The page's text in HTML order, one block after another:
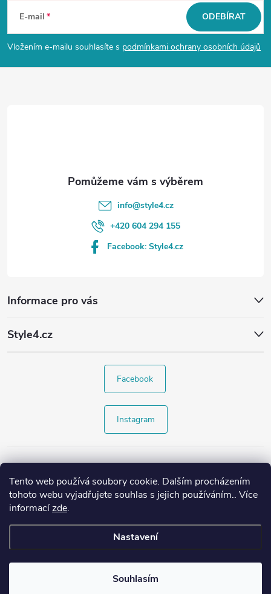
Tento web používá soubory cookie. Dalším procházením
tohoto webu vyjadřujete souhlas s jejich používáním.. Více
informacízde.
Nastavení
Souhlasím
p
a
E-mail
Vložením e-mailu souhlasíte s podmínkami ochrany osobních údajů
ODEBÍRAT
Informace pro vás
Style4.cz
info@style4.cz
+420 604 294 155
Facebook: Style4.cz
Facebook
Instagram
Copyright 2026Style4.cz. Všechna práva vyhrazena.